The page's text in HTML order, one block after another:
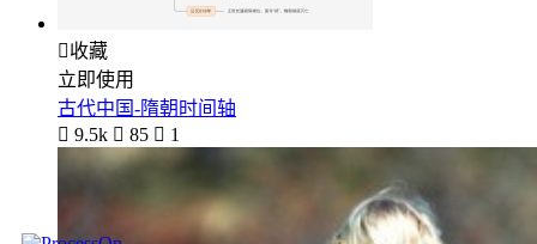
收藏
立即使用
古代中国-隋朝时间轴
 9.5k  85  1